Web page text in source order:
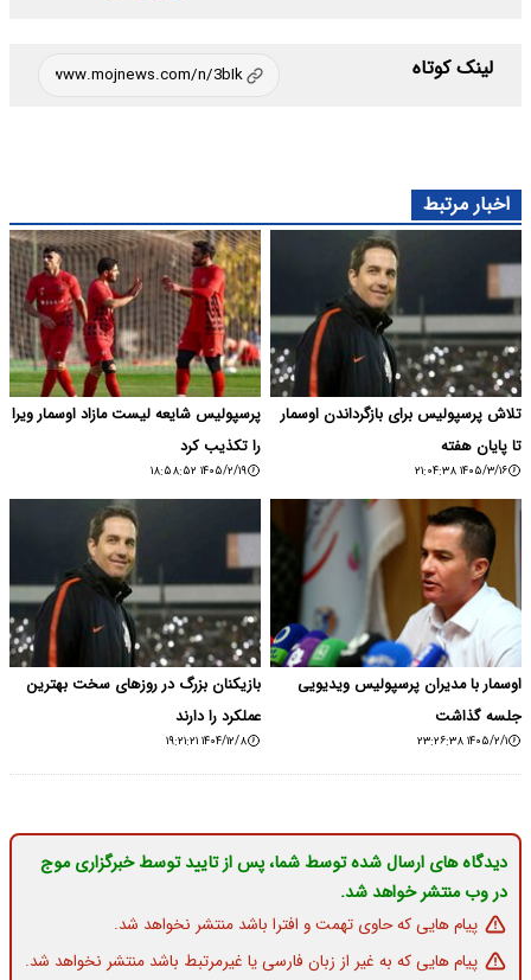
لینک کوتاه
اخبار مرتبط
تلاش پرسپولیس برای بازگرداندن اوسمار
تا پایان هفته
۱۴۰۵/۳/۱۶ ۲۱:۰۴:۳۸
پرسپولیس شایعه لیست مازاد اوسمار ویرا
را تکذیب کرد
۱۴۰۵/۲/۱۹ ۱۸:۵۸:۵۲
اوسمار با مدیران پرسپولیس ویدیویی
جلسه گذاشت
۱۴۰۵/۲/۱ ۲۳:۲۶:۳۸
بازیکنان بزرگ در روزهای سخت بهترین
عملکرد را دارند
۱۴۰۴/۱۲/۸ ۱۹:۲۱:۲۱
دیدگاه های ارسال شده توسط شما، پس از تایید توسط خبرگزاری موج
در وب منتشر خواهد شد.
پیام هایی که حاوی تهمت و افترا باشد منتشر نخواهد شد.
پیام هایی که به غیر از زبان فارسی یا غیرمرتبط باشد منتشر نخواهد شد.